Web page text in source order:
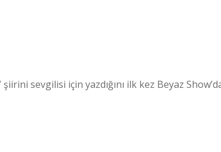
sevgilisi için yazdığını ilk kez Beyaz